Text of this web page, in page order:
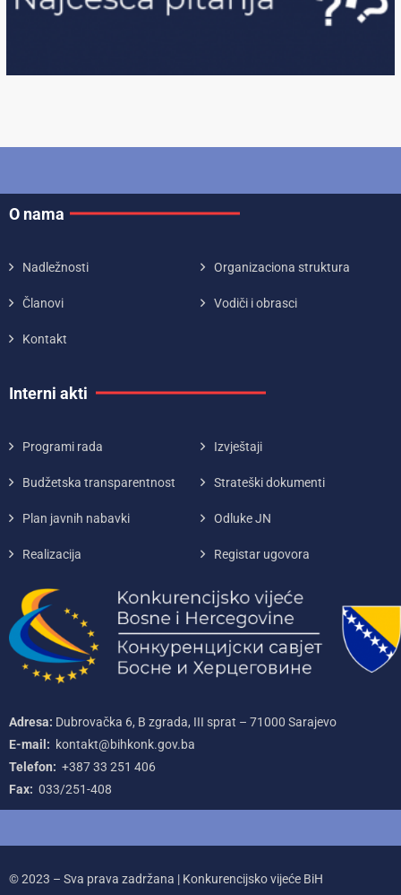
O nama
Nadležnosti Organizaciona struktura
Članovi Vodiči i obrasci
Kontakt
Interni akti
Programi rada Izvještaji
Budžetska transparentnost Strateški dokumenti
Plan javnih nabavki Odluke JN
Realizacija Registar ugovora
Adresa: Dubrovačka 6, B zgrada, III sprat – 71000‌ Sarajevo
E-mail: kontakt@bihkonk.gov.ba
Telefon: +387‌ 33‌ 251‌ 406
Fax: 033/251-408
© 2023 – Sva prava zadržana | Konkurencijsko vijeće BiH